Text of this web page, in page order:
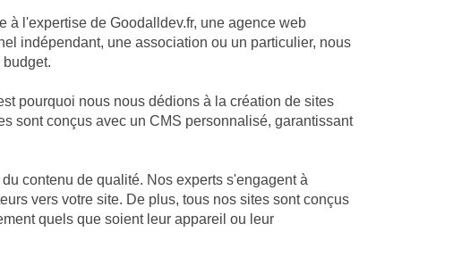
l'expertise de Goodalldev.fr, une agence web
indépendant, une association ou un particulier, nous
pourquoi nous nous dédions à la création de sites
sont conçus avec un CMS personnalisé, garantissant
contenu de qualité. Nos experts s'engagent à
vers votre site. De plus, tous nos sites sont conçus
quels que soient leur appareil ou leur